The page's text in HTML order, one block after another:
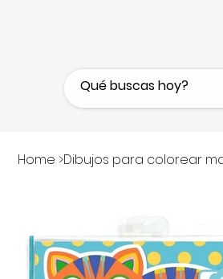
Home >Dibujos para colorear